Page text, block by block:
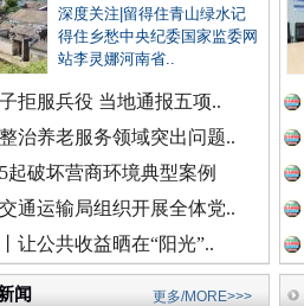
国
国
国
烦心事变舒心事
深度关注|留得住青山绿水记
得住乡愁中央纪委国家监委网
站李灵娜河南省..
拒服兵役 当地通报五项..
治养老服务领域突出问题..
起破坏营商环境典型案例
通运输局组织开展全体党..
让公共收益晒在“阳光”..
闻 更多/MORE>>>